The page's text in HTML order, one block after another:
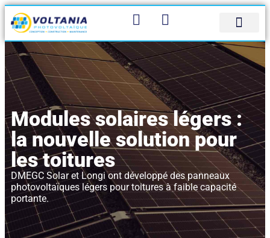
Panneau de gestion des cookies
Modules solaires légers :
la nouvelle solution pour
les toitures
DMEGC Solar et Longi ont développé des panneaux
photovoltaïques légers pour toitures à faible capacité
portante.